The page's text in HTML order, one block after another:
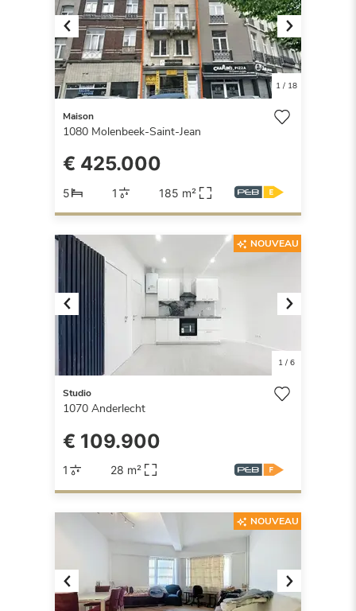
Previous Next
1/ 18
Maison
1080 Molenbeek-Saint-Jean
€ 425.000
5 1 185 m²
Previous Next
1/ 6
NOUVEAU
Studio
1070 Anderlecht
€ 109.900
1 28 m²
Previous Next
NOUVEAU